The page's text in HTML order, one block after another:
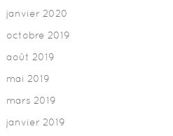
janvier 2020
octobre 2019
août 2019
mai 2019
mars 2019
janvier 2019